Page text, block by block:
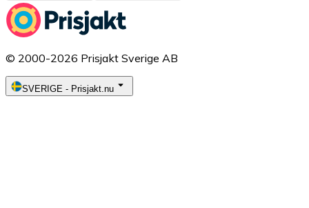
© 2000-2026 Prisjakt Sverige AB
SVERIGE - Prisjakt.nu